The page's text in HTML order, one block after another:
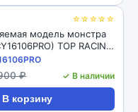
☆☆☆☆☆
модель монстра
TOP RACING
4WD 1:16 RTR
₽ ✓ В наличии
В корзину